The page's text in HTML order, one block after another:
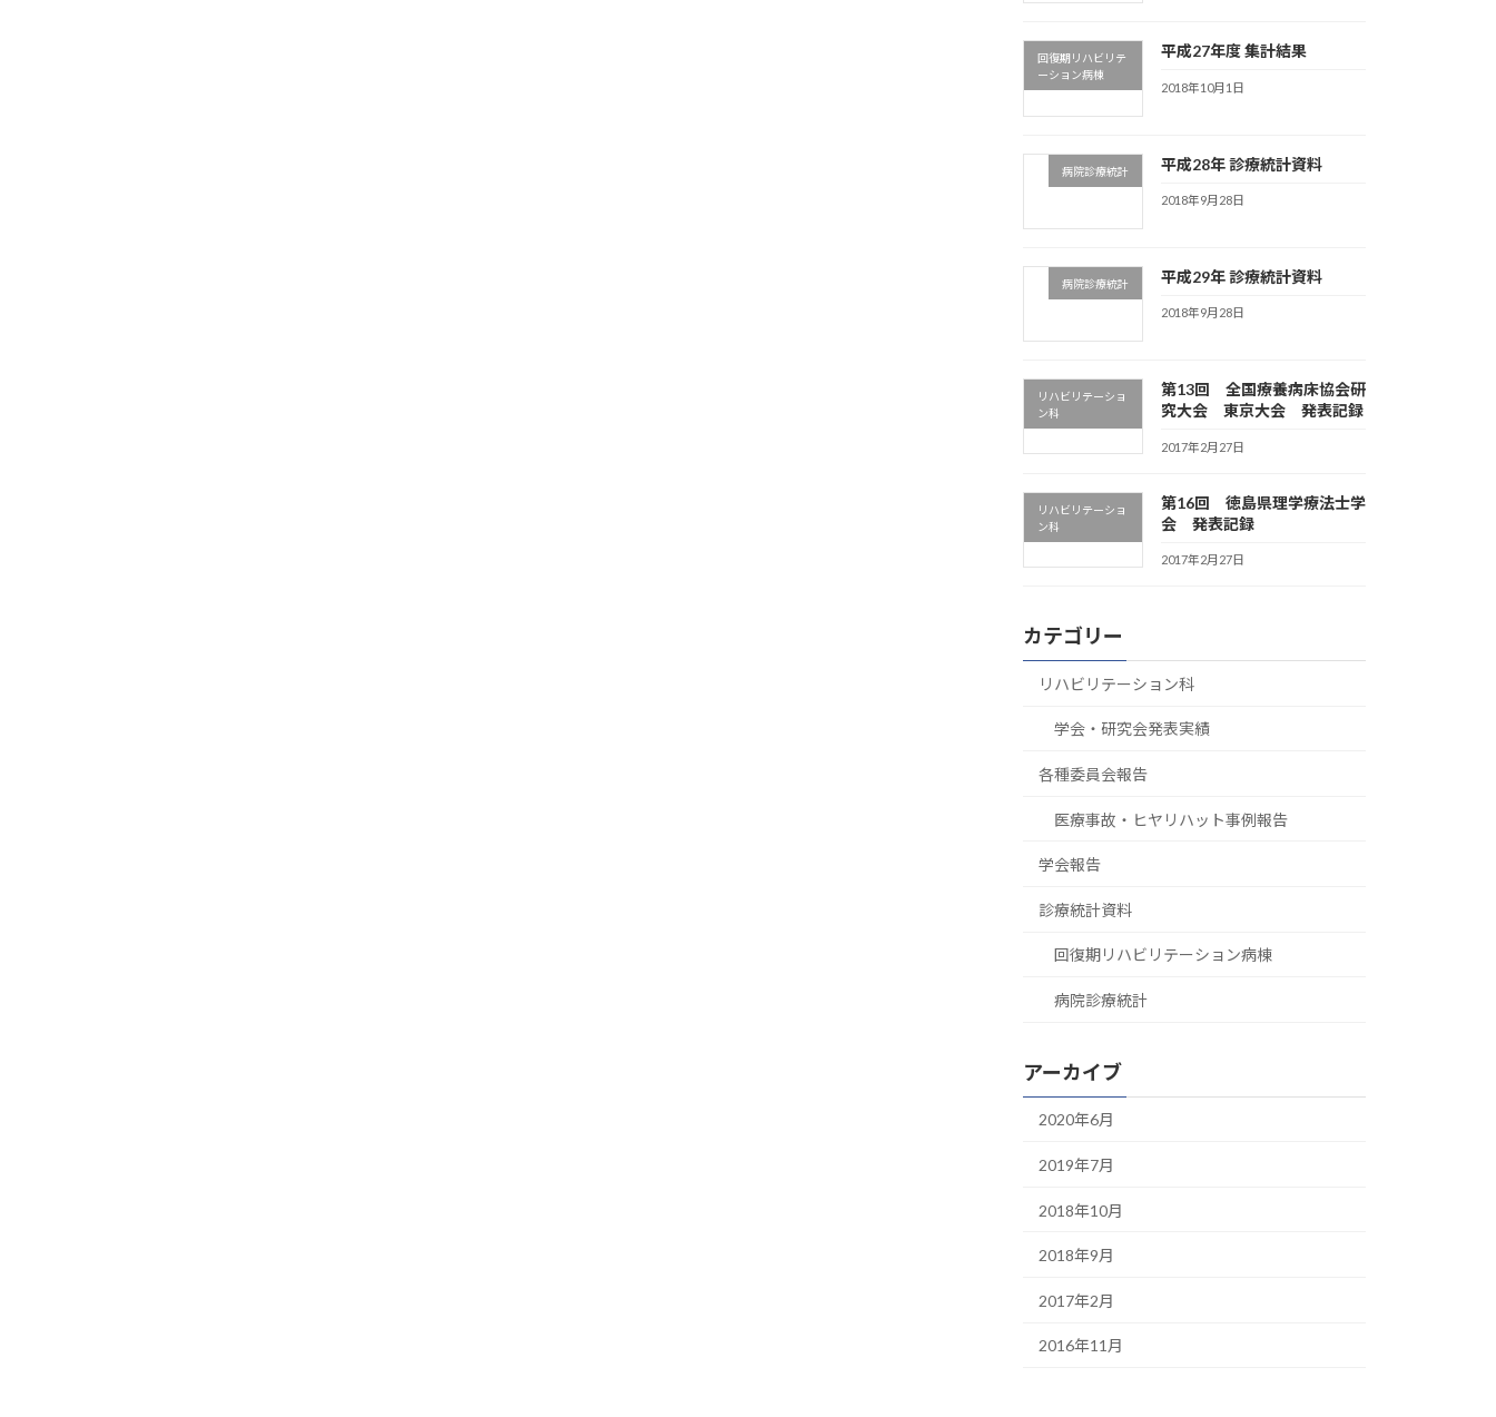
回復期リハビリテ
ーション病棟
平成27年度 集計結果
2018年10月1日
病院診療統計 平成28年 診療統計資料
2018年9月28日
病院診療統計 平成29年 診療統計資料
2018年9月28日
リハビリテーショ
ン科
第13回 全国療養病床協会研
究大会 東京大会 発表記録
2017年2月27日
リハビリテーショ
ン科
第16回 徳島県理学療法士学
会 発表記録
2017年2月27日
カテゴリー
リハビリテーション科
学会・研究会発表実績
各種委員会報告
医療事故・ヒヤリハット事例報告
学会報告
診療統計資料
回復期リハビリテーション病棟
病院診療統計
アーカイブ
2020年6月
2019年7月
2018年10月
2018年9月
2017年2月
2016年11月